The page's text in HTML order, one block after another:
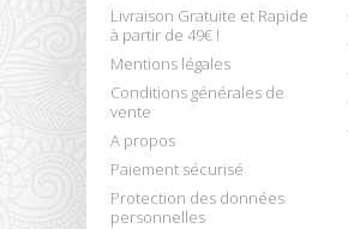
Livraison Gratuite et Rapide
à partir de 49€ !
Mentions légales
Conditions générales de
vente
A propos
Paiement sécurisé
Protection des données
personnelles